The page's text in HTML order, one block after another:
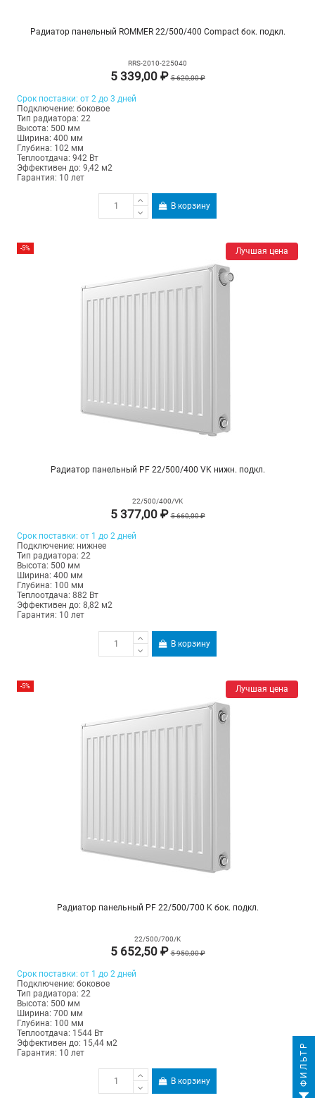
Радиатор панельный ROMMER 22/500/400 Compact бок. подкл.
RRS-2010-225040
5 339,00 ₽5 620,00 ₽
Срок поставки: от 2 до 3 дней
Подключение: боковое
Тип радиатора: 22
Высота: 500 мм
Ширина: 400 мм
Глубина: 102 мм
Теплоотдача: 942 Вт
Эффективен до: 9,42 м2
Гарантия: 10 лет
В корзину
Лучшая цена
-5%
Радиатор панельный PF 22/500/400 VK нижн. подкл.
22/500/400/VK
5 377,00 ₽5 660,00 ₽
Срок поставки: от 1 до 2 дней
Подключение: нижнее
Тип радиатора: 22
Высота: 500 мм
Ширина: 400 мм
Глубина: 100 мм
Теплоотдача: 882 Вт
Эффективен до: 8,82 м2
Гарантия: 10 лет
В корзину
Лучшая цена
-5%
Радиатор панельный PF 22/500/700 K бок. подкл.
22/500/700/K
5 652,50 ₽5 950,00 ₽
Срок поставки: от 1 до 2 дней
Подключение: боковое
Тип радиатора: 22
Высота: 500 мм
Ширина: 700 мм
Глубина: 100 мм
Теплоотдача: 1544 Вт
Эффективен до: 15,44 м2
Гарантия: 10 лет
В корзину ФИЛЬТР